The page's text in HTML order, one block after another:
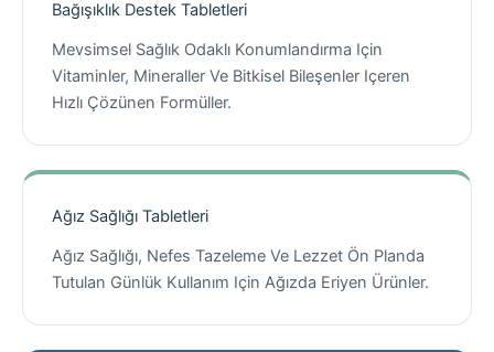
Bağışıklık Destek Tabletleri
Mevsimsel Sağlık Odaklı Konumlandırma Için
Vitaminler, Mineraller Ve Bitkisel Bileşenler Içeren
Hızlı Çözünen Formüller.
Ağız Sağlığı Tabletleri
Ağız Sağlığı, Nefes Tazeleme Ve Lezzet Ön Planda
Tutulan Günlük Kullanım Için Ağızda Eriyen Ürünler.